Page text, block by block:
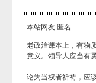
本站网友 匿名
老政治课本上，有物
意义。领导人应当有
论为当权者祈祷，应